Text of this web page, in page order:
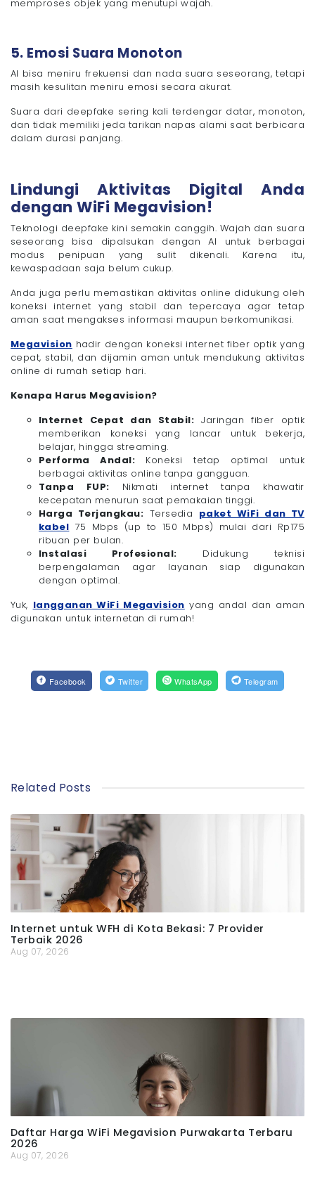
memproses objek yang menutupi wajah.
5. Emosi Suara Monoton
AI bisa meniru frekuensi dan nada suara seseorang, tetapi
masih kesulitan meniru emosi secara akurat.
Suara dari deepfake sering kali terdengar datar, monoton,
dan tidak memiliki jeda tarikan napas alami saat berbicara
dalam durasi panjang.
Lindungi Aktivitas Digital Anda
dengan WiFi Megavision!
Teknologi deepfake kini semakin canggih. Wajah dan suara
seseorang bisa dipalsukan dengan AI untuk berbagai
modus penipuan yang sulit dikenali. Karena itu,
kewaspadaan saja belum cukup.
Anda juga perlu memastikan aktivitas online didukung oleh
koneksi internet yang stabil dan tepercaya agar tetap
aman saat mengakses informasi maupun berkomunikasi.
Megavision hadir dengan koneksi internet fiber optik yang
cepat, stabil, dan dijamin aman untuk mendukung aktivitas
online di rumah setiap hari.
Kenapa Harus Megavision?
Internet Cepat dan Stabil: Jaringan fiber optik
memberikan koneksi yang lancar untuk bekerja,
belajar, hingga streaming.
Performa Andal: Koneksi tetap optimal untuk
berbagai aktivitas online tanpa gangguan.
Tanpa FUP: Nikmati internet tanpa khawatir
kecepatan menurun saat pemakaian tinggi.
Harga Terjangkau: Tersedia paket WiFi dan TV
kabel 75 Mbps (up to 150 Mbps) mulai dari Rp175
ribuan per bulan.
Instalasi Profesional: Didukung teknisi
berpengalaman agar layanan siap digunakan
dengan optimal.
Yuk, langganan WiFi Megavision yang andal dan aman
digunakan untuk internetan di rumah!
Facebook Twitter WhatsApp Telegram
Related Posts
Internet untuk WFH di Kota Bekasi: 7 Provider
Terbaik 2026
Aug 07, 2026
Daftar Harga WiFi Megavision Purwakarta Terbaru
2026
Aug 07, 2026